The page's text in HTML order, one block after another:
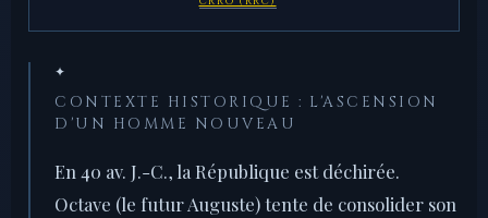
✦
CONTEXTE HISTORIQUE : L'ASCENSION
D'UN HOMME NOUVEAU
En 40 av. J.-C., la République est déchirée.
Octave (le futur Auguste) tente de consolider son